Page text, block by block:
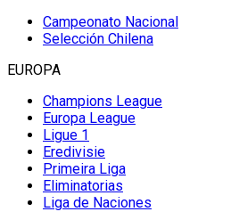
Campeonato Nacional
Selección Chilena
EUROPA
Champions League
Europa League
Ligue 1
Eredivisie
Primeira Liga
Eliminatorias
Liga de Naciones